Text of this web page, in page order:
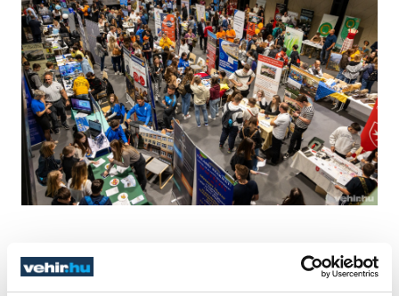
Márpedig az erősítés a helyi gazdaságra
mindig ráfér, erről már Markovszky György,